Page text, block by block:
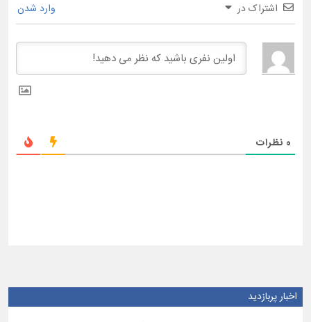
اشتراک در وارد شدن
0 نظرات
اخبار پربازدید